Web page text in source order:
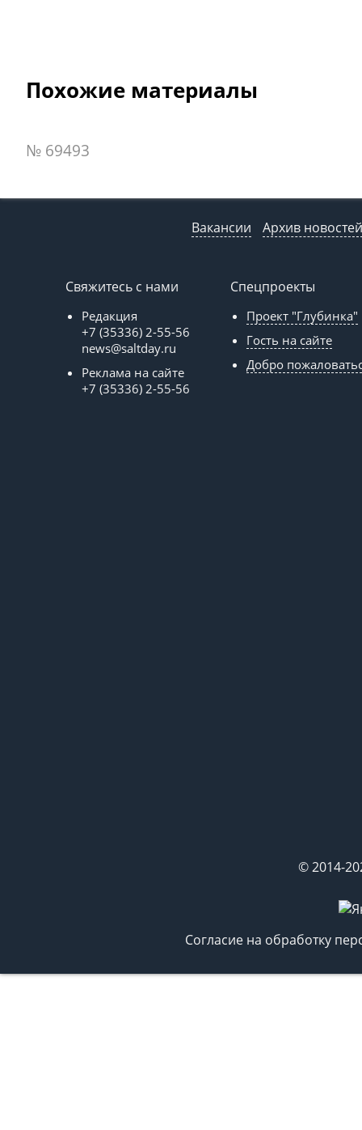
Похожие материалы
№ 69493
Вакансии Архив новостей
Свяжитесь с нами
Редакция
+7 (35336) 2-55-56
news@saltday.ru
Реклама на сайте
+7 (35336) 2-55-56
Спецпроекты
Проект "Глубинка"
Гость на сайте
Добро
© 2014-
Согласие на обработку